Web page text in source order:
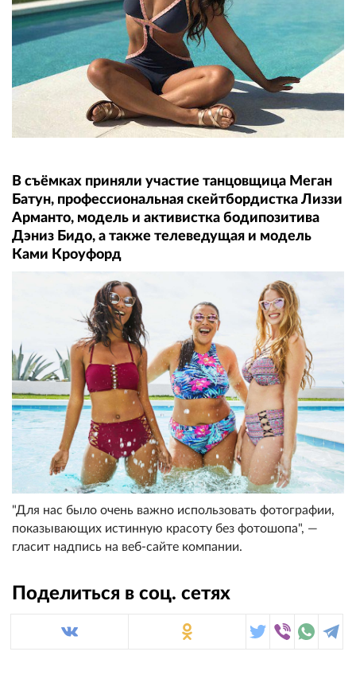
В съёмках приняли участие танцовщица Меган
Батун, профессиональная скейтбордистка Лиззи
Арманто, модель и активистка бодипозитива
Дэниз Бидо, а также телеведущая и модель
Ками Кроуфорд
"Для нас было очень важно использовать фотографии,
показывающих истинную красоту без фотошопа", —
гласит надпись на веб-сайте компании.
Поделиться в соц. сетях